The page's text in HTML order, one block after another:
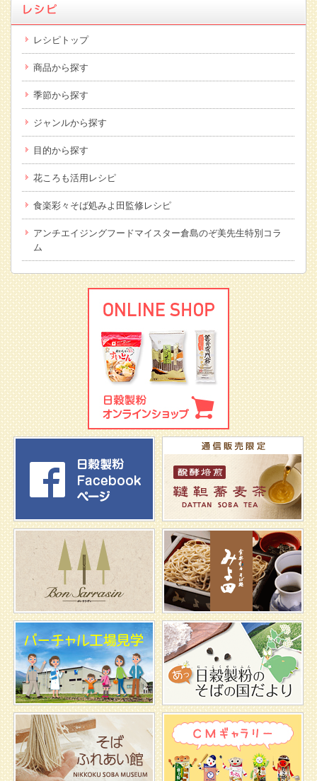
レシピトップ
商品から探す
季節から探す
ジャンルから探す
目的から探す
花ころも活用レシピ
食楽彩々そば処みよ田監修レシピ
アンチエイジングフードマイスター倉島のぞ美先生特別コラ
ム